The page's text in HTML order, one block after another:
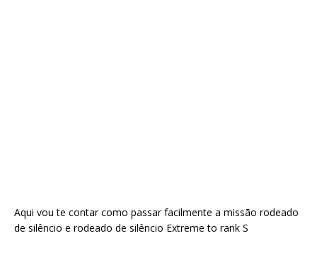
Aqui vou te contar como passar facilmente a missão rodeado
de silêncio e rodeado de silêncio Extreme to rank S